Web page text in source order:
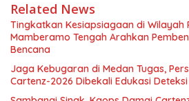
Related News
Tingkatkan Kesiapsiagaan di Wilayah
Mamberamo Tengah Arahkan
Bencana
Jaga Kebugaran di Medan Tugas,
Cartenz-2026 Dibekali Edukasi